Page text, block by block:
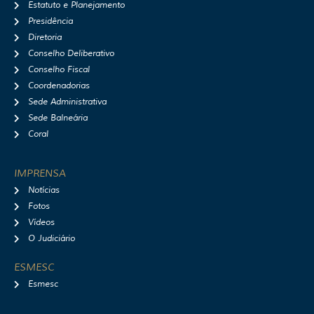
r
Estatuto e Planejamento
Presidência
Diretoria
Conselho Deliberativo
Conselho Fiscal
Coordenadorias
Sede Administrativa
Sede Balneária
Coral
IMPRENSA
Notícias
Fotos
Vídeos
O Judiciário
ESMESC
Esmesc